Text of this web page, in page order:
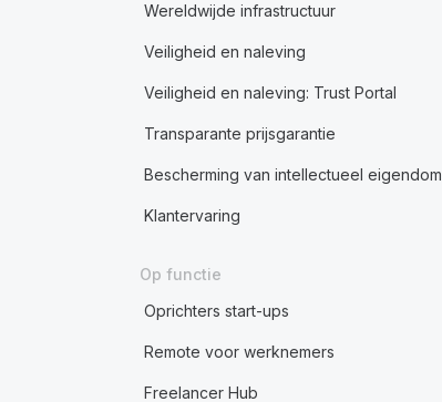
Wereldwijde infrastructuur
Veiligheid en naleving
Veiligheid en naleving: Trust Portal
Transparante prijsgarantie
Bescherming van intellectueel eigendom
Klantervaring
Op functie
Oprichters start-ups
Remote voor werknemers
Freelancer Hub